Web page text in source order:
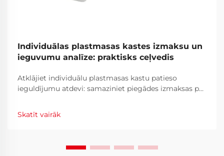
Individuālas plastmasas kastes izmaksu un
ieguvumu analīze: praktisks ceļvedis
Atklājiet individuālu plastmasas kastu patieso
ieguldījumu atdevi: samaziniet piegādes izmaksas par
lojalitāti. Uzziniet, kad individualizācija attaisnojas.
Skatīt vairāk